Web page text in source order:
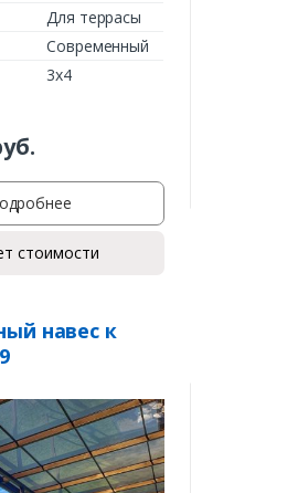
Для террасы
Современный
3х4
стоимости
навес к